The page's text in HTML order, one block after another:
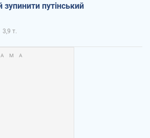
зупинити путінський
3,9 т.